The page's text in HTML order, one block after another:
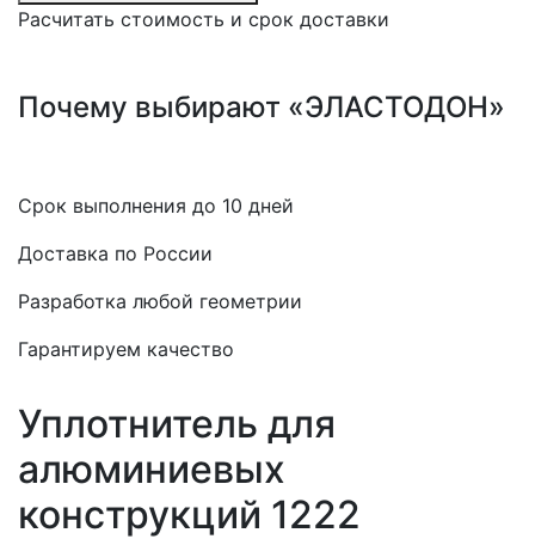
Расчитать стоимость и срок доставки
Почему выбирают «ЭЛАСТОДОН»
Срок выполнения до 10 дней
Доставка по России
Разработка любой геометрии
Гарантируем качество
Уплотнитель для
алюминиевых
конструкций 1222